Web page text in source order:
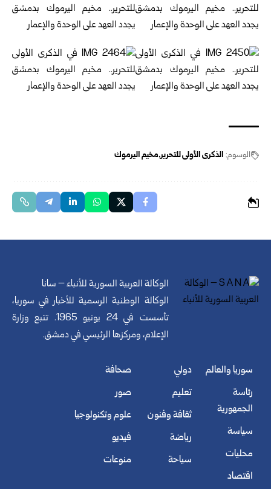
الوسوم: الذكرى الأولى للتحرير مخيم اليرموك
الوكالة العربية السورية للأنباء – سانا
الوكالة الوطنية الرسمية للأخبار في سوريا،
تأسست في 24 يونيو 1965. تتبع وزارة
الإعلام، ومركزها الرئيسي في دمشق.
سوريا والعالم
رئاسة
الجمهورية
سياسة
محليات
اقتصاد
دولي
تعليم
ثقافة وفنون
رياضة
سياحة
صحافة
صور
علوم وتكنولوجيا
فيديو
منوعات